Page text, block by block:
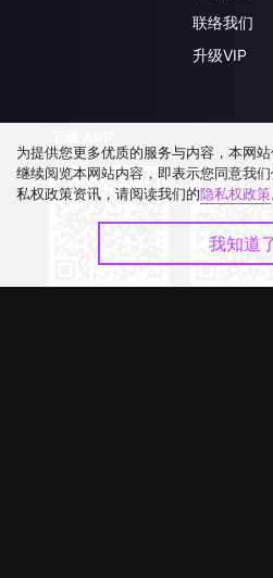
联络我们
升级VIP
为提供您更多优质的服务与内容，本网
继续阅览本网站内容，即表示您同意我
私权政策资讯，请阅读我们的隐私权政策
我知道